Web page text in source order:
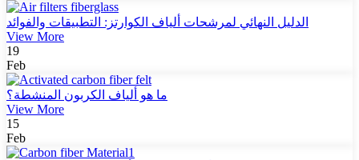
الدليل النهائي لمرشحات ألياف الكوارتز: التطبيقات والفوائد
View More
19
Feb
ما هو ألياف الكربون المنشطة؟
View More
15
Feb